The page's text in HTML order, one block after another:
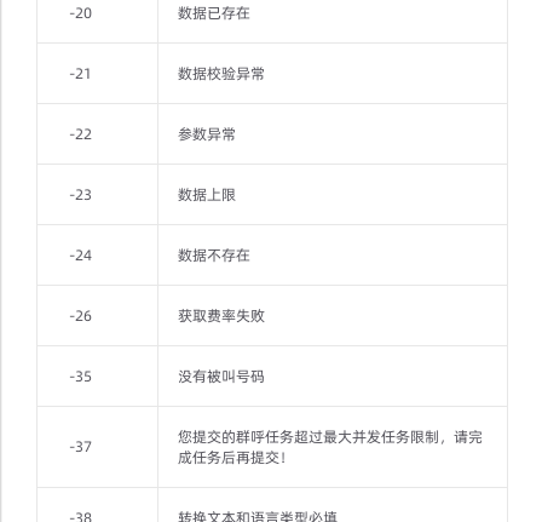
-20 数据已存在
-21 数据校验异常
-22 参数异常
-23 数据上限
-24 数据不存在
-26 获取费率失败
-35 没有被叫号码
-37
您提交的群呼任务超过最大并发任务限制，请完
成任务后再提交！
-38 转换文本和语言类型必填